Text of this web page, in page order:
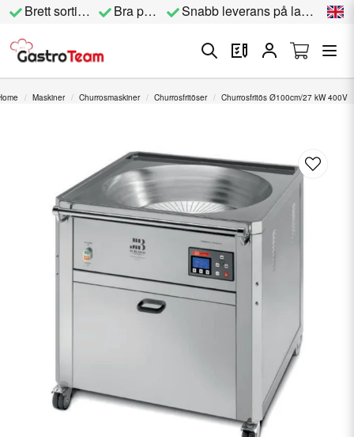
Brett sortiment Bra priser Snabb leverans på lagervara
Maskiner Churrosmaskiner Churrosfritöser Churrosfritös Ø100cm/27 kW 400V